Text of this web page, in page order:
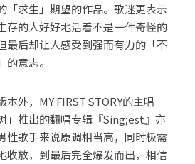
「求生」期望的作品。歌迷更表示
存的人好好地活着不是一件奇怪的
最后却让人感受到强而有力的「不
意志。
外，MY FIRST STORY的主唱
」推出的翻唱专辑『Sing;est』亦
性歌手来说原调相当高，同时极需
收放，到最后完全爆发而出，相信